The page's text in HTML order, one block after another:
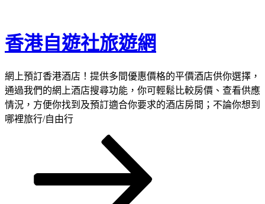
主
要
內
容
香港自遊社旅遊網
網上預訂香港酒店！提供多間優惠價格的平價酒店供你選擇，
通過我們的網上酒店搜尋功能，你可輕鬆比較房價、查看供應
情況，方便你找到及預訂適合你要求的酒店房間；不論你想到
哪裡旅行/自由行